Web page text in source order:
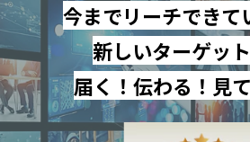
今までリーチできて
新しいターゲッ
届く！伝わる！見